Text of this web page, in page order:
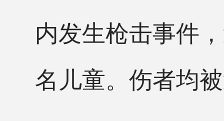
内发生枪击事件
名儿童。伤者均